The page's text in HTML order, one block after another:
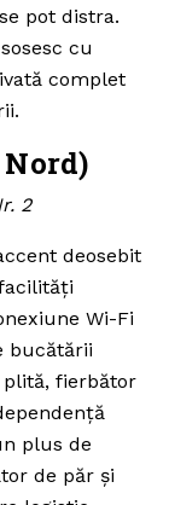
pot distra.
cu
complet
2
deosebit
Wi-Fi
bucătării
fierbător
plus de
de păr și